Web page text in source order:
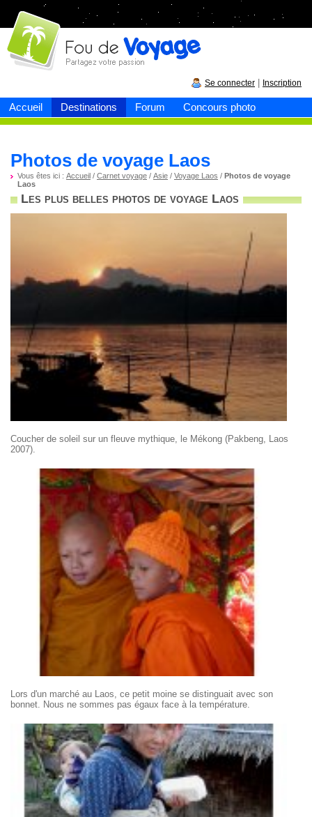
Accueil Destinations Forum Concours photo
Fou devoyage
Se connecter Inscription
Photos de voyage Laos
Vous êtes ici : Accueil / Carnet voyage / Asie / Voyage Laos / Photos de voyage
Laos
Les plus belles photos de voyage Laos
Coucher de soleil sur un fleuve mythique, le Mékong (Pakbeng, Laos
2007).
Lors d'un marché au Laos, ce petit moine se distinguait avec son
bonnet. Nous ne sommes pas égaux face à la température.